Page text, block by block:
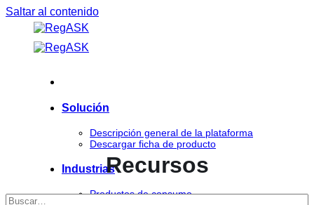
Saltar al contenido
Solución
Descripción general de la plataforma
Descargar ficha de producto
Industrias
Productos de consumo
Recursos